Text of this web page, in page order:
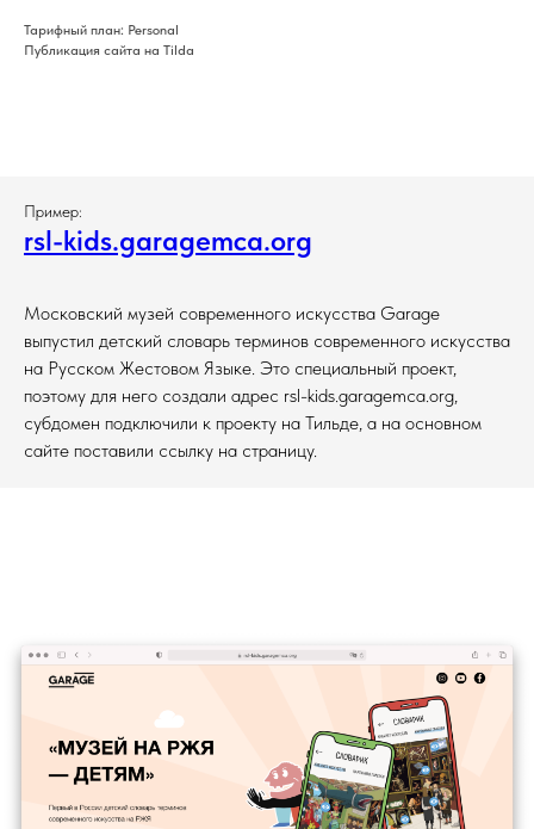
Тарифный план: Personal
Публикация сайта на Tilda
Пример:
rsl-kids.garagemca.org
Московский музей современного искусства Garage
выпустил детский словарь терминов современного искусства
на Русском Жестовом Языке. Это специальный проект,
поэтому для него создали адрес rsl-kids.garagemca.org,
субдомен подключили к проекту на Тильде, а на основном
сайте поставили ссылку на страницу.